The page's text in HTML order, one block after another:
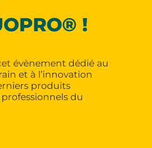
!
évènement dédié au
et à l’innovation
produits
du